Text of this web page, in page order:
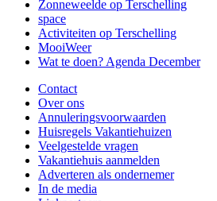
Zonneweelde op Terschelling
space
Activiteiten op Terschelling
MooiWeer
Wat te doen? Agenda December
Contact
Over ons
Annuleringsvoorwaarden
Huisregels Vakantiehuizen
Veelgestelde vragen
Vakantiehuis aanmelden
Adverteren als ondernemer
In de media